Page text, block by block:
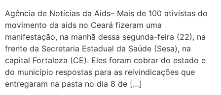
Agência de Notícias da Aids– Mais de 100 ativistas do
movimento da aids no Ceará fizeram uma
manifestação, na manhã dessa segunda-feira (22), na
frente da Secretaria Estadual da Saúde (Sesa), na
capital Fortaleza (CE). Eles foram cobrar do estado e
do município respostas para as reivindicações que
entregaram na pasta no dia 8 de […]